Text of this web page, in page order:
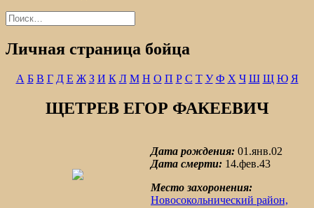
Найти:
Личная страница бойца
А Б В Г Д Е Ж З И К Л М Н О П Р С Т У Ф Х Ч Ш Щ Ю Я
ЩЕТРЕВ ЕГОР ФАКЕЕВИЧ
Дата рождения: 01.янв.02
Дата смерти: 14.фев.43
Место захоронения:
Новосокольнический район,